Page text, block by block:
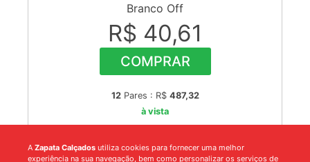
Branco Off
R$ 40,61
COMPRAR
12Pares : R$ 487,32
à vista
A Zapata Calçados utiliza cookies para fornecer uma melhor
experiência na sua navegação, bem como personalizar os serviços de